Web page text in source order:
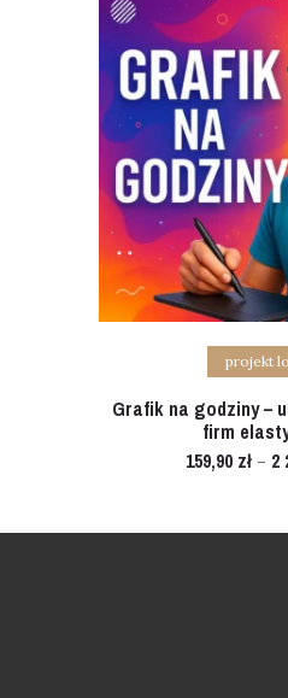
Select
projekt
Grafik na godziny –
firm
159,90 zł– 2